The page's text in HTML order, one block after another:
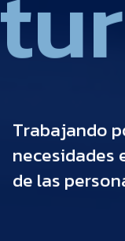
Trabajando p
necesidades
de las person